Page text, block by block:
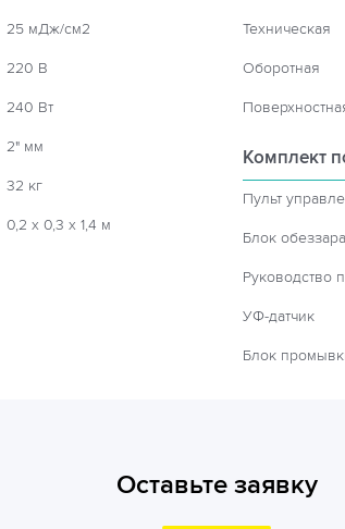
25 мДж/см2
220 В
240 Вт
2" мм
32 кг
0,2 х 0,3 х 1,4 м
Техническая
Оборотная
Комплект
Пульт
Блок
Руководство
УФ-датчик
Блок
Оставьте заявку